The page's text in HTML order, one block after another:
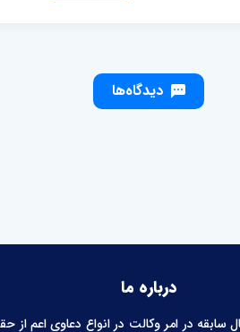
دیدگاه‌ها
درباره ما
در امر وکالت در انواع دعاوی اعم از